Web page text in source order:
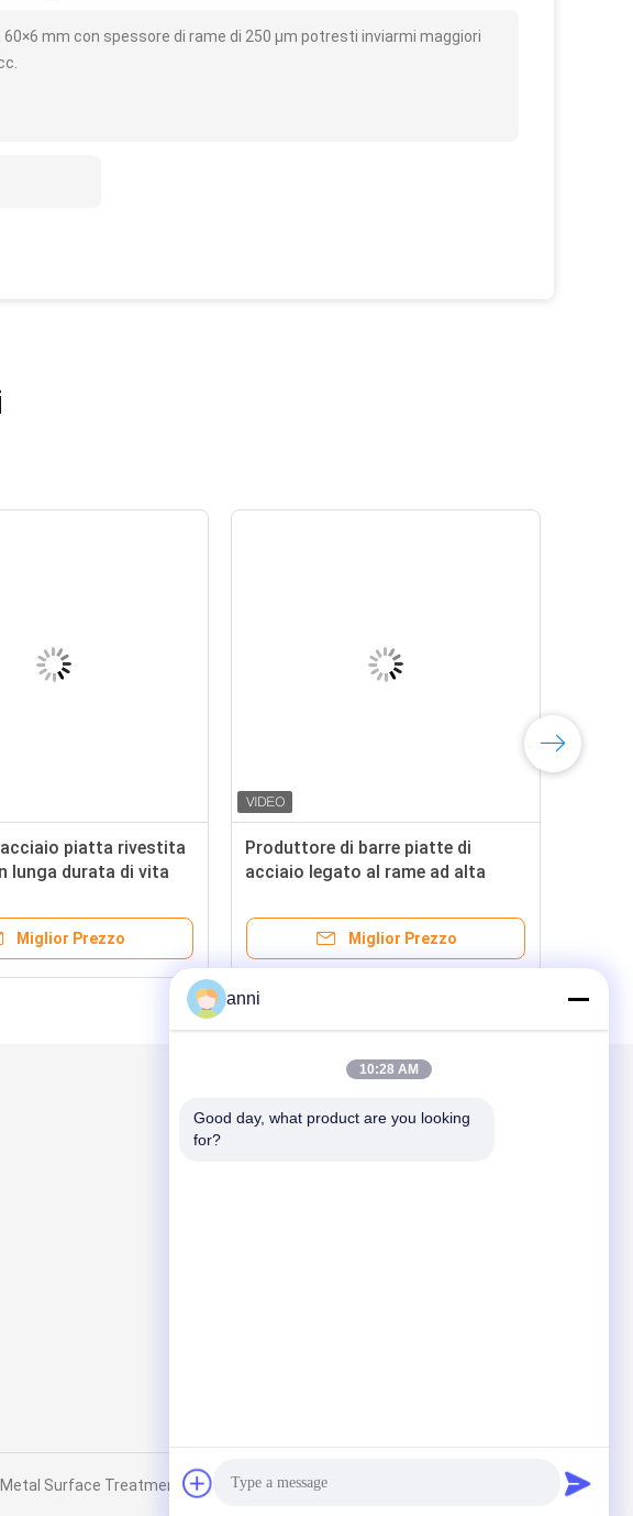
mm con spessore di rame di 250 μm potresti inviarmi maggiori
piatta rivestita
lunga durata di vita
Miglior Prezzo
Produttore di barre piatte di
acciaio legato al rame ad alta
Miglior Prezzo
Surface Treatment Co., Ltd.. All Rights Reserved.
anni
10:28 AM
Good day, what product are you looking
for?